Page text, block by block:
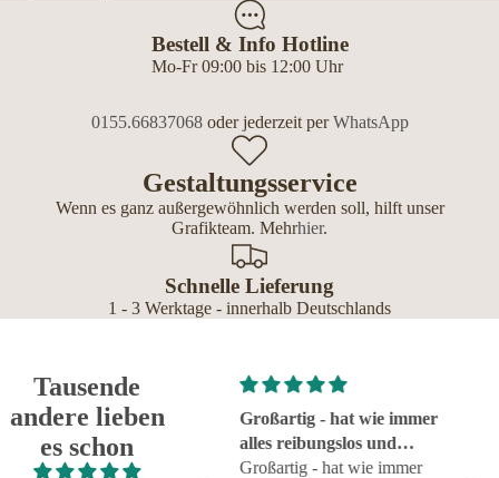
Bestell & Info Hotline
Mo-Fr 09:00 bis 12:00 Uhr
0155.66837068oder jederzeit perWhatsApp
Gestaltungsservice
Wenn es ganz außergewöhnlich werden soll, hilft unser
Grafikteam. Mehrhier.
Schnelle Lieferung
1 - 3 Werktage - innerhalb Deutschlands
Tausende
andere lieben
es schon
Super!
Super!
Großartig - hat wie immer
alles reibungslos und
fehlerfrei geklappt
Großartig - hat wie immer